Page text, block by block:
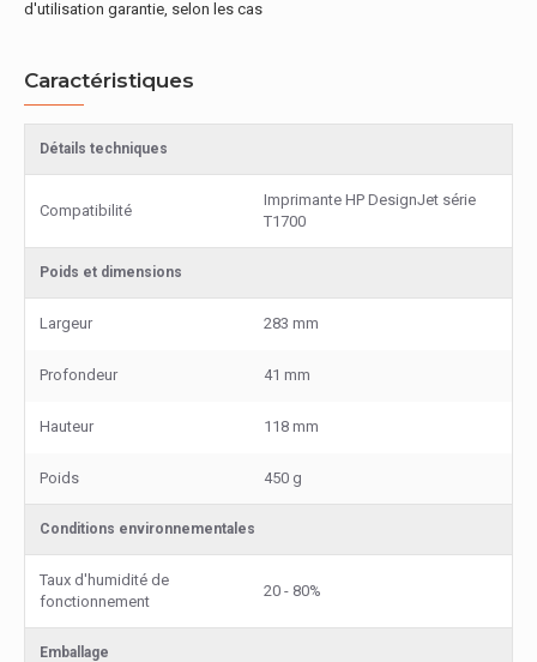
d'utilisation garantie, selon les cas
Caractéristiques
Détails techniques
Compatibilité
Imprimante HP DesignJet série
T1700
Poids et dimensions
Largeur 283 mm
Profondeur 41 mm
Hauteur 118 mm
Poids 450 g
Conditions environnementales
Taux d'humidité de
fonctionnement
20 - 80%
Emballage